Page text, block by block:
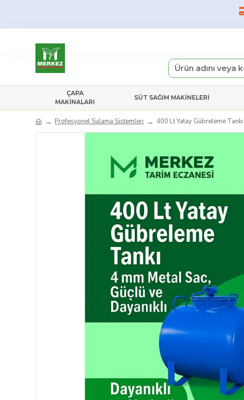
ÇAPA
MAKINALARI
SÜT SAĞIM MAKINELERI
Profesyonel Sulama Sistemleri 400 Lt Yatay Gübreleme